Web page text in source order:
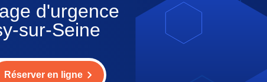
d'urgence
sur-Seine
Réserver en ligne